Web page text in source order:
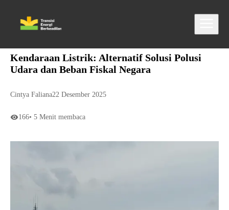
Kendaraan Listrik: Alternatif Solusi Polusi
Udara dan Beban Fiskal Negara
Cintya Faliana22 Desember 2025
166• 5 Menit membaca